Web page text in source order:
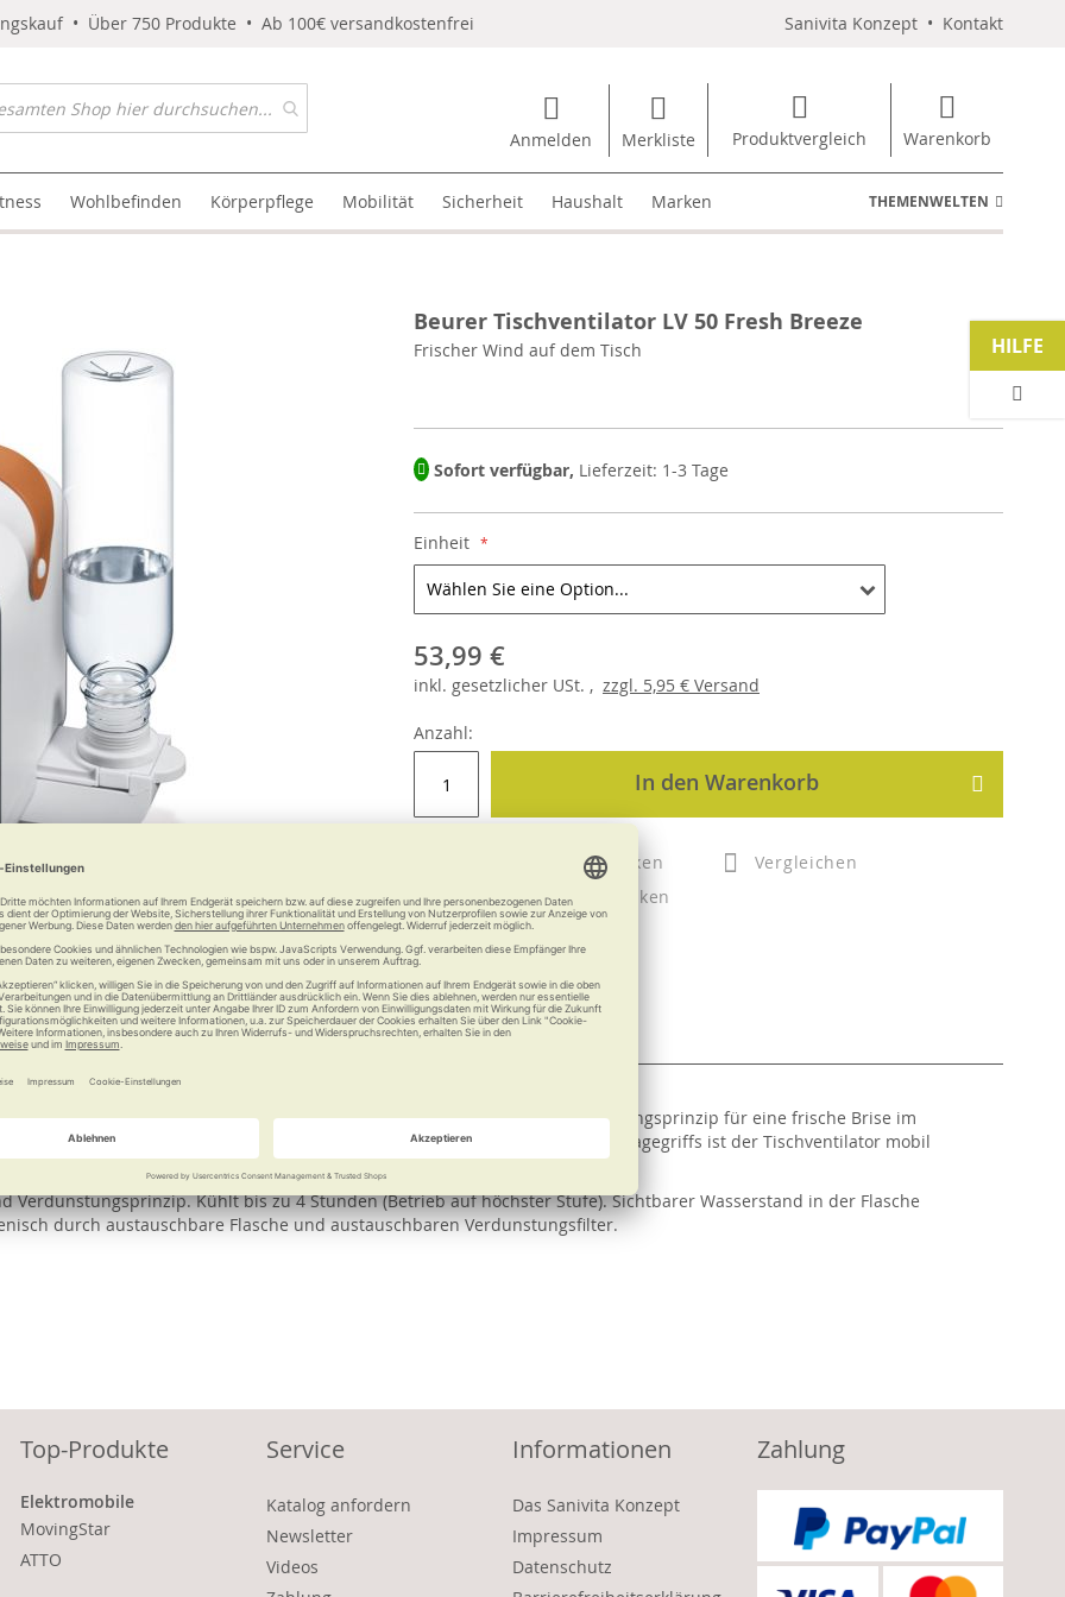
• Über 750 Produkte • Ab 100€ versandkostenfrei Sanivita Konzept • Kontakt
Anmelden Merkliste Produktvergleich Warenkorb
Wohlbefinden Körperpflege Mobilität Sicherheit Haushalt Marken THEMENWELTEN
Beurer Tischventilator LV 50 Fresh Breeze
Frischer Wind auf dem Tisch
Sofort verfügbar, Lieferzeit: 1-3 Tage
Einheit
53,99 €
inkl. gesetzlicher USt. , zzgl. 5,95 € Versand
Anzahl:
In den Warenkorb
Merken
Vergleichen
Drucken
Weitere Informationen Garantie
Luftkühlung und Luftbefeuchtung durch Ventilator und Verdunstungsprinzip für eine frische Brise im
Wasserflasche dient als abnehmbarer Wassertank. Dank des praktischen Tragegriffs ist der Tischventilator mobil
Kühlt bis zu 4 Stunden (Betrieb auf höchster Stufe). Sichtbarer Wasserstand in der Flasche
durch austauschbare Flasche und austauschbaren Verdunstungsfilter.
HILFE
Top-Produkte
Elektromobile
MovingStar
ATTO
Service
Katalog anfordern
Newsletter
Videos
Informationen
Das Sanivita Konzept
Impressum
Datenschutz
Zahlung